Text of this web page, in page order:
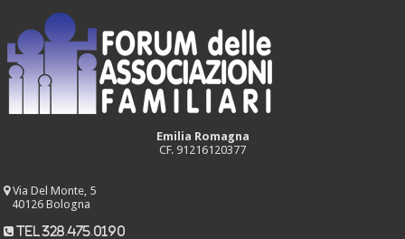
Emilia Romagna
CF. 91216120377
Via Del Monte, 5
40126 Bologna
tel 328.475.0190